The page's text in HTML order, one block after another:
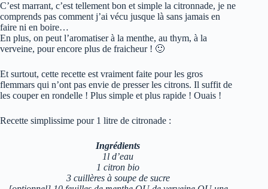
C’est marrant, c’est tellement bon et simple la citronnade, je ne
comprends pas comment j’ai vécu jusque là sans jamais en
faire ni en boire…
En plus, on peut l’aromatiser à la menthe, au thym, à la
verveine, pour encore plus de fraicheur ! 🙂
Et surtout, cette recette est vraiment faite pour les gros
flemmars qui n’ont pas envie de presser les citrons. Il suffit de
les couper en rondelle ! Plus simple et plus rapide ! Ouais !
Recette simplissime pour 1 litre de citronade :
Ingrédients
1l d’eau
1 citron bio
3 cuillères à soupe de sucre